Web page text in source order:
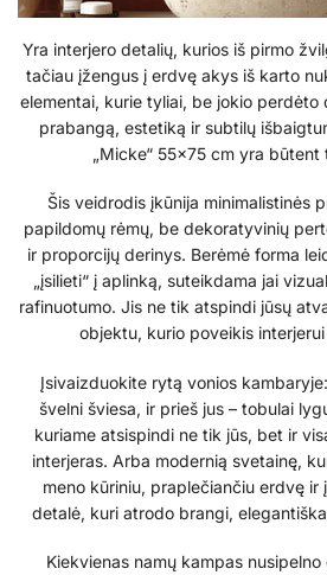
Yra interjero detalių, kurios iš pirmo
tačiau įžengus į erdvę akys iš karto
elementai, kurie tyliai, be jokio perdėto
prabangą, estetiką ir subtilų
„Micke“ 55×75 cm yra
Šis veidrodis įkūnija minimalistinės
papildomų rėmų, be dekoratyvinių
ir proporcijų derinys. Berėmė forma
„įsilieti“ į aplinką, suteikdama jai
rafinuotumo. Jis ne tik atspindi jūsų
objektu, kurio poveikis
Įsivaizduokite rytą vonios
švelni šviesa, ir prieš jus – tobulai
kuriame atsispindi ne tik jūs, bet ir
interjeras. Arba modernią svetainę,
meno kūriniu, praplečiančiu erdvę ir
detalė, kuri atrodo brangi,
Kiekvienas namų kampas